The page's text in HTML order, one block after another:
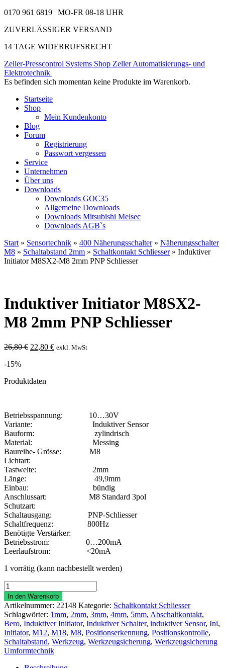
0170 961 6819 | MO-FR 08-18 UHR
ZUVERLÄSSIGER VERSAND
14 TAGE WIDERRUFSRECHT
Zeller-Presscontrol Systems Shop Zeller Automatisierungs- und
Elektrotechnik
Es befinden sich momentan keine Produkte im Warenkorb.
Startseite
Shop
Mein Kundenkonto
Blog
Forum
Registrierung
Passwort vergessen
Service
Unternehmen
Über uns
Downloads
Downloads GOC35
Allgemeine Downloads
Downloads Mitsubishi Melsec
Downloads AGB`s
Start » Sensortechnik » 400 Näherungsschalter» Näherungsschalter
M8 » Schaltabstand 2mm » Schaltkontakt Schliesser» Induktiver
Initiator M8SX2-M8 2mm PNP Schliesser
Induktiver Initiator M8SX2-
M8 2mm PNP Schliesser
26,80€ Ursprünglicher
22,80 €Aktueller
exkl. MwSt
-15%
Produktdaten
Betriebsspannung: 10…30V
Variante: Induktiver Sensor
Bauform: zylindrisch
Material: Messing
Baureihe- Grösse: M8
Lichtart:
Tastweite: 2mm
Länge: 49,9mm
Einbau: bündig
Anschlussart: M8 Standard 3pol
Schutzart:
Schaltausgang: PNP-Schliesser
Schaltfrequenz: 800Hz
Benötigte Verstärker:
Betriebsstrom: 0…200mA
Leerlaufstrom: <20mA
1 vorrätig (kann nachbestellt werden)
Induktiver
Initiator
M8SX2-
M8
2mm
PNP
Schliesser
Menge
In den Warenkorb
Artikelnummer: 22148 Kategorie: Schaltkontakt Schliesser
Schlagwörter: 1mm, 2mm, 3mm, 4mm, 5mm, Abschaltkontakt,
Bero, Induktiver Initiator, Induktiver Schalter, induktiver Sensor, Ini,
Initiator, M12, M18, M8, Positionserkennung, Positionskontrolle,
Schaltabstand, Werkzeug, Werkzeugsicherung, Werkzeugsicherung
Umformtechnik